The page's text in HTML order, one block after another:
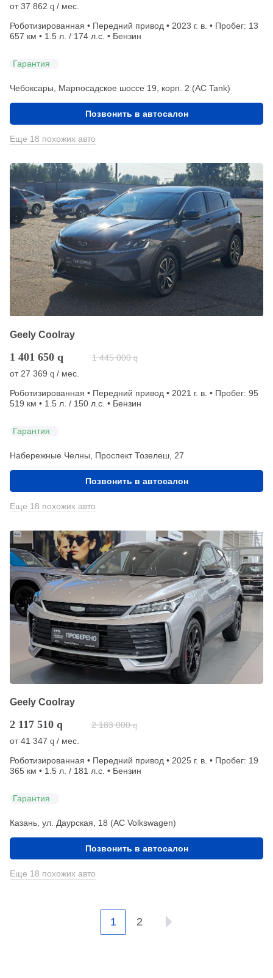
от37 862 q / мес.
Роботизированная • Передний привод • 2023 г. в. • Пробег: 13
657 км • 1.5 л. / 174 л.с. • Бензин
Гарантия
Чебоксары, Марпосадское шоссе 19, корп. 2 (АС Tank)
Позвонить в автосалон
Еще 18 похожих авто
Geely Coolray
1 401 650 q 1 445 000 q
от 27 369 q / мес.
Роботизированная • Передний привод • 2021 г. в. • Пробег: 95
519 км • 1.5 л. / 150 л.с. • Бензин
Гарантия
Набережные Челны, Проспект Тозелеш, 27
Позвонить в автосалон
Еще 18 похожих авто
Geely Coolray
2 117 510 q 2 183 000 q
от41 347 q / мес.
Роботизированная • Передний привод • 2025 г. в. • Пробег: 19
365 км • 1.5 л. / 181 л.с. • Бензин
Гарантия
Казань, ул. Даурская, 18 (АС Volkswagen)
Позвонить в автосалон
Еще 18 похожих авто
1 2